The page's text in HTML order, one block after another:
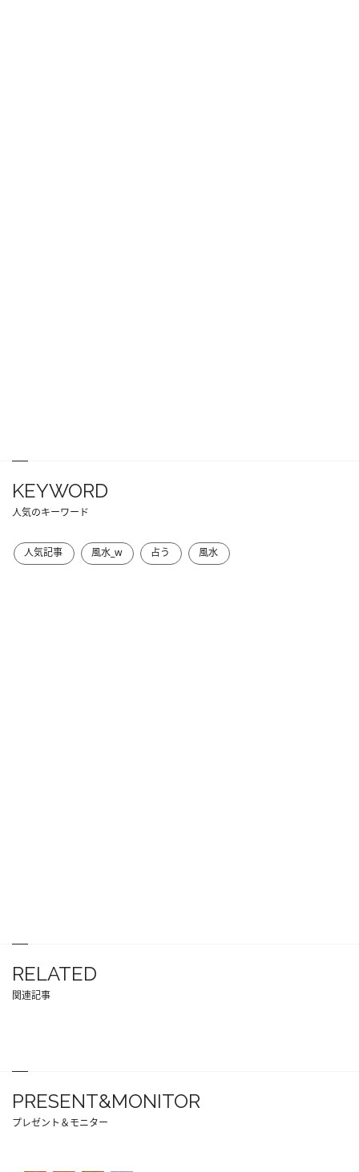
KEYWORD
人気のキーワード
人気記事 風水_w 占う 風水
RELATED
関連記事
PRESENT&MONITOR
プレゼント＆モニター